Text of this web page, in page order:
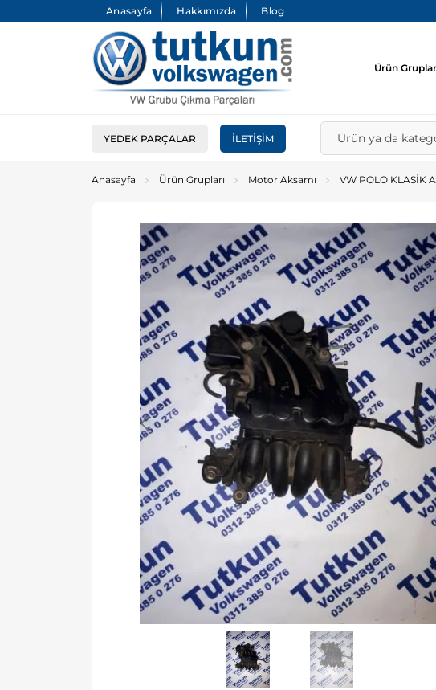
Anasayfa Hakkımızda Blog
Ürün
YEDEK PARÇALAR İLETIŞIM
Anasayfa Ürün Grupları Motor Aksamı VW POLO KLASİK